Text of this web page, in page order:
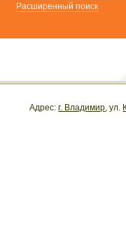
Расширенный поиск
Адрес:г. Владимир, ул.